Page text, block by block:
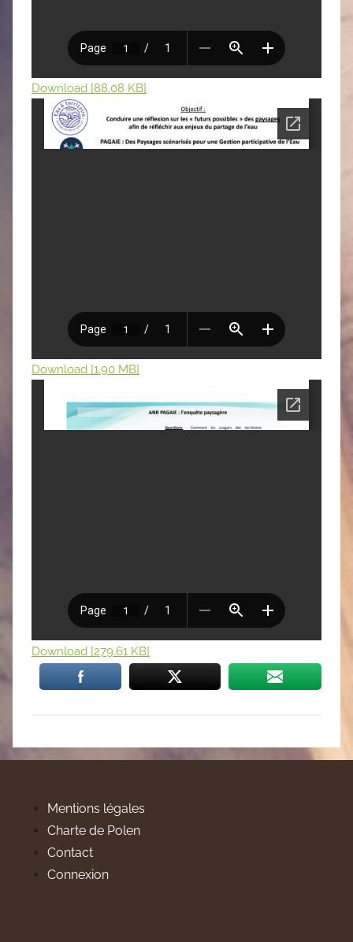
Download [88.08 KB]
Download [1.90 MB]
Download [279.61 KB]
Mentions légales
Charte de Polen
Contact
Connexion